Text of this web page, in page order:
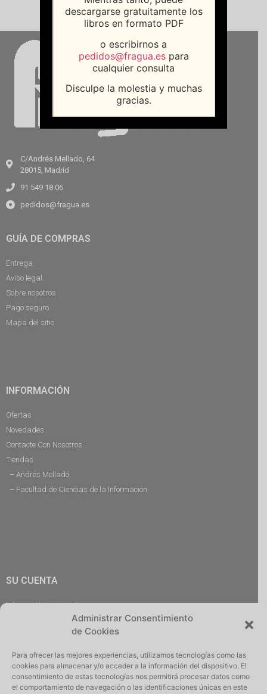
Administrar Consentimiento
de Cookies
Para ofrecer las mejores experiencias, utilizamos tecnologías como las
cookies para almacenar y/o acceder a la información del dispositivo. El
consentimiento de estas tecnologías nos permitirá procesar datos como
el comportamiento de navegación o las identificaciones únicas en este
C/Andrés Mellado, 64
28015, Madrid
91 549 18 06
pedidos@fragua.es
GUÍA DE COMPRAS
Entrega
Aviso legal
Sobre nosotros
Pago seguro
Mapa del sitio
INFORMACIÓN
Ofertas
Novedades
Contacte Con Nosotros
Tiendas
– Andrés Mellado
– Facultad de Ciencias de la Información
SU CUENTA
Información personal
Cerrar Sesión
descargarse gratuitamente los
libros en formato PDF
o escribirnos a
pedidos@fragua.espara
cualquier consulta
Disculpe la molestia y muchas
gracias.